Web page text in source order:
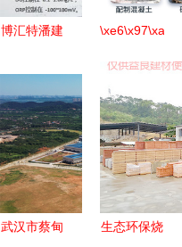
博汇特潘建
药剂双翼齐
飞，
biodopp微
氧工艺引领
产业变革
武汉市蔡甸
生态环保烧